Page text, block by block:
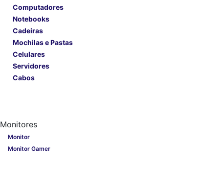
Computadores
Notebooks
Cadeiras
Mochilas e Pastas
Celulares
Servidores
Cabos
Monitores
Monitor
Monitor Gamer